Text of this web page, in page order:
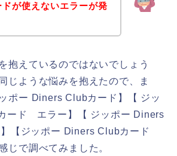
が使えないエラーが発
抱えているのではないでしょう
じような悩みを抱えたので、ま
ポー Diners Clubカード】【 ジッ
ード エラー】【 ジッポー Diners
【ジッポー Diners Clubカード
じで調べてみました。